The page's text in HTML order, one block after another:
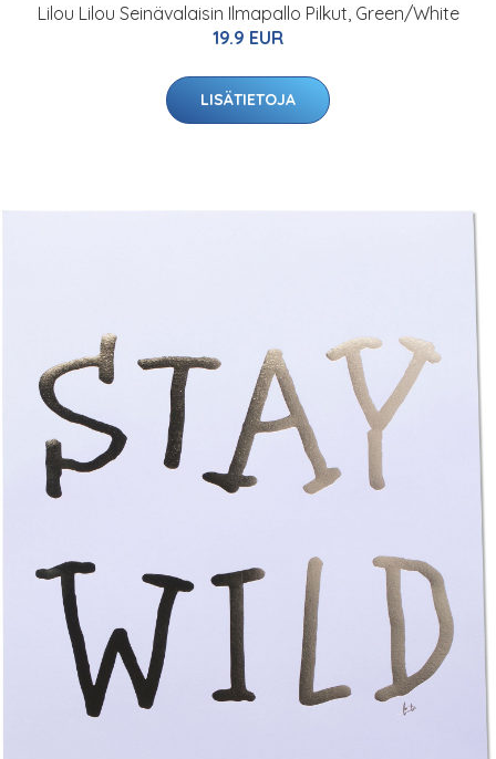
Lilou Lilou Seinävalaisin Ilmapallo Pilkut, Green/White
19.9 EUR
LISÄTIETOJA